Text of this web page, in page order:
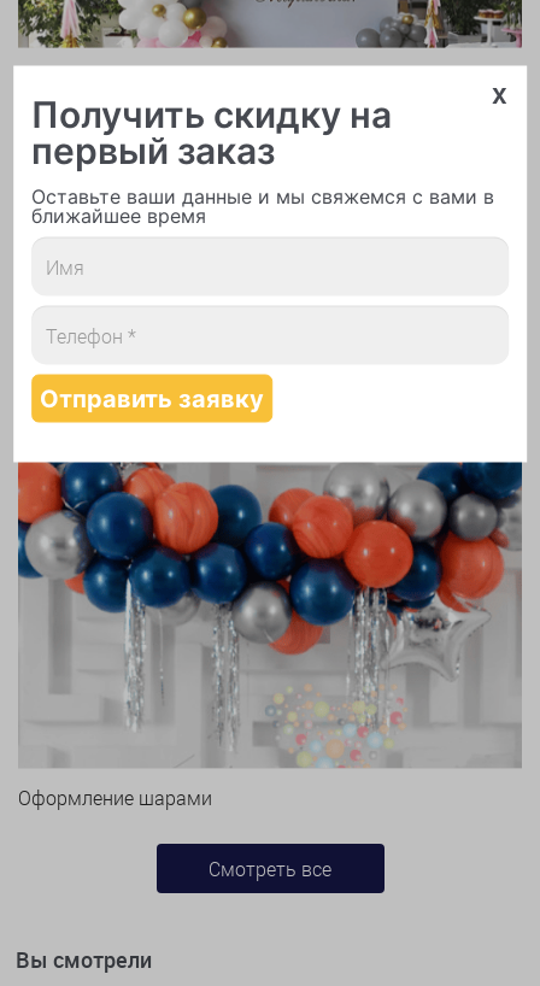
Оформление шарами
Смотреть все
Вы смотрели
x
Получить скидку на
первый заказ
Оставьте ваши данные и мы свяжемся с вами в
ближайшее время